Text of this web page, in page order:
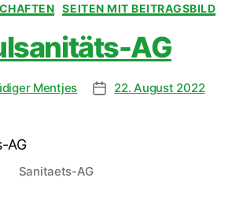
SEITEN MIT BEITRAGSBILD
AG
Mentjes 22. August 2022
Sanitaets-AG